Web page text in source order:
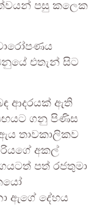
පසු කලෙක
එතැන් සිට
ආදරයක් ඇති
ගනු පිණිස
තාවකාලිකව
අකල්
පත් රජතුමා
ඇගේ දේහය